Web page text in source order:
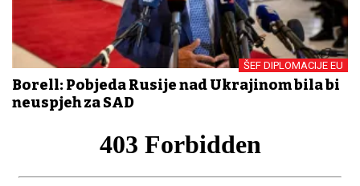
ŠEF DIPLOMACIJE EU
Borell: Pobjeda Rusije nad Ukrajinom bila bi
neuspjeh za SAD